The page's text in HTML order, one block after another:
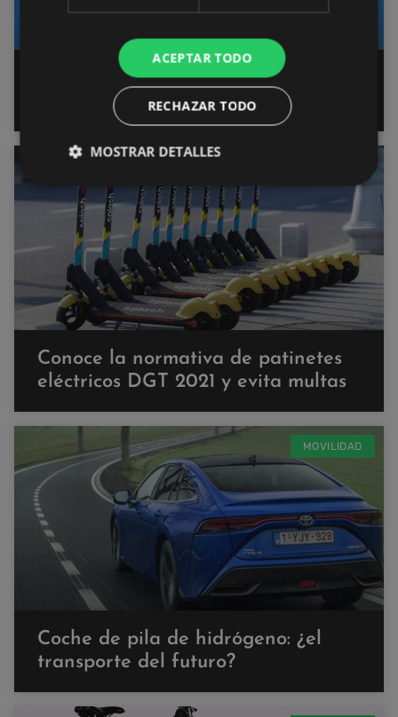
¿Qué son los semáforos
inteligentes?
Conoce la normativa de patinetes
eléctricos DGT 2021 y evita multas
MOVILIDAD
Coche de pila de hidrógeno: ¿el
transporte del futuro?
ACEPTAR TODO
RECHAZAR TODO
MOSTRAR DETALLES